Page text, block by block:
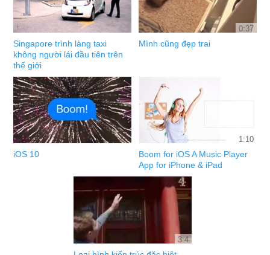
Singapore trình làng taxi
không người lái đầu tiên trên
thế giới
0:37
Mình cũng đẹp trai
iOS 10
1:10
Boom for iOS A Music Player
App for iPhone & iPad
3:4